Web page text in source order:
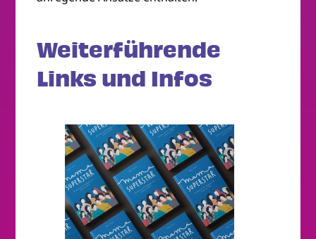
Weiterführende
Links und Infos